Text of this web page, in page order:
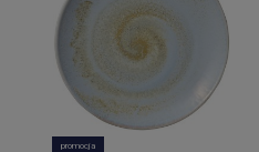
promocja